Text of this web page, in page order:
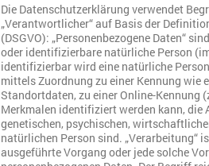
Die Datenschutzerklärung verwendet
„Verantwortlicher“ auf Basis der
(DSGVO): „Personenbezogene Daten“
oder identifizierbare natürliche Person
identifizierbar wird eine natürliche
mittels Zuordnung zu einer Kennung wie
Standortdaten, zu einer Online-Kennung
Merkmalen identifiziert werden kann, die
genetischen, psychischen,
natürlichen Person sind. „Verarbeitung“
ausgeführte Vorgang oder jede solche